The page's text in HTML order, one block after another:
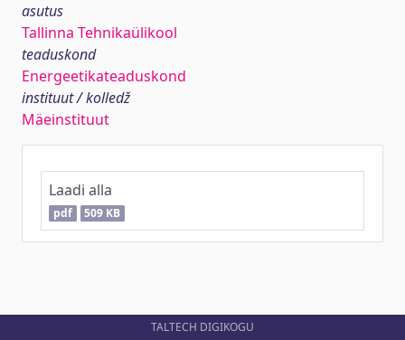
asutus
Tallinna Tehnikaülikool
teaduskond
Energeetikateaduskond
instituut / kolledž
Mäeinstituut
Laadi alla
pdf 509 KB
TALTECH DIGIKOGU